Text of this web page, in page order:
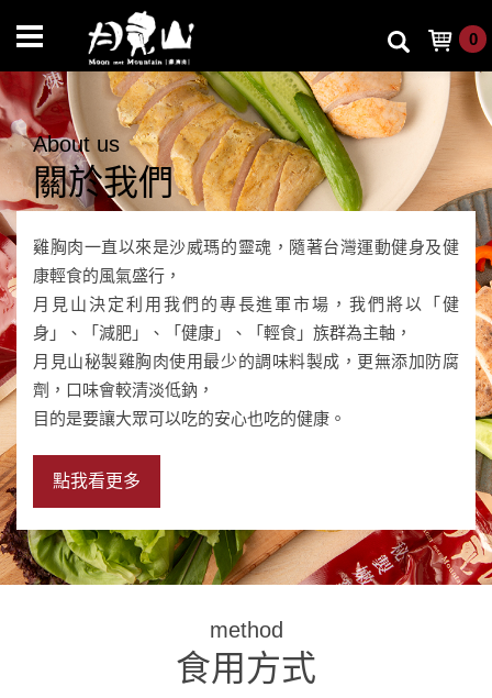
0
About us
關於我們
雞胸肉一直以來是沙威瑪的靈魂，隨著台灣運動健身及健
康輕食的風氣盛行，
月見山決定利用我們的專長進軍市場，我們將以「健
身」、「減肥」、「健康」、「輕食」族群為主軸，
月見山秘製雞胸肉使用最少的調味料製成，更無添加防腐
劑，口味會較清淡低鈉，
目的是要讓大眾可以吃的安心也吃的健康。
點我看更多
method
食用方式